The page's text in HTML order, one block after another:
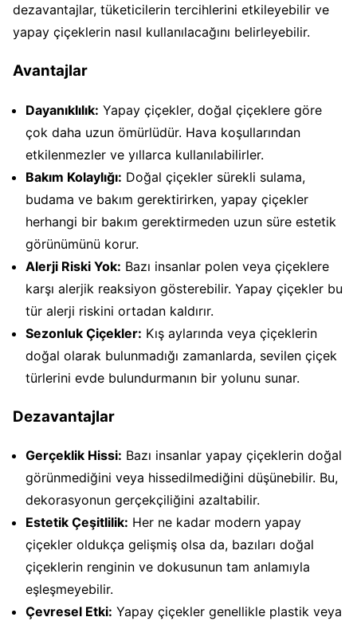
dezavantajlar, tüketicilerin tercihlerini etkileyebilir ve
yapay çiçeklerin nasıl kullanılacağını belirleyebilir.
Avantajlar
Dayanıklılık: Yapay çiçekler, doğal çiçeklere göre
çok daha uzun ömürlüdür. Hava koşullarından
etkilenmezler ve yıllarca kullanılabilirler.
Bakım Kolaylığı: Doğal çiçekler sürekli sulama,
budama ve bakım gerektirirken, yapay çiçekler
herhangi bir bakım gerektirmeden uzun süre estetik
görünümünü korur.
Alerji Riski Yok: Bazı insanlar polen veya çiçeklere
karşı alerjik reaksiyon gösterebilir. Yapay çiçekler bu
tür alerji riskini ortadan kaldırır.
Sezonluk Çiçekler: Kış aylarında veya çiçeklerin
doğal olarak bulunmadığı zamanlarda, sevilen çiçek
türlerini evde bulundurmanın bir yolunu sunar.
Dezavantajlar
Gerçeklik Hissi: Bazı insanlar yapay çiçeklerin doğal
görünmediğini veya hissedilmediğini düşünebilir. Bu,
dekorasyonun gerçekçiliğini azaltabilir.
Estetik Çeşitlilik: Her ne kadar modern yapay
çiçekler oldukça gelişmiş olsa da, bazıları doğal
çiçeklerin renginin ve dokusunun tam anlamıyla
eşleşmeyebilir.
Çevresel Etki: Yapay çiçekler genellikle plastik veya